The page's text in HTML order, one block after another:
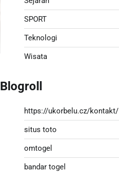
SPORT
Teknologi
Wisata
Blogroll
https://ukorbelu.cz/kontakt/
situs toto
omtogel
bandar togel